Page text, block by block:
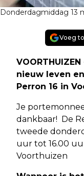
Donderdagmiddag 13
Voeg
nieuw leven
Perron 16 in
Je
dankbaar! De
tweede
uur tot 16.00
Voorthuizen